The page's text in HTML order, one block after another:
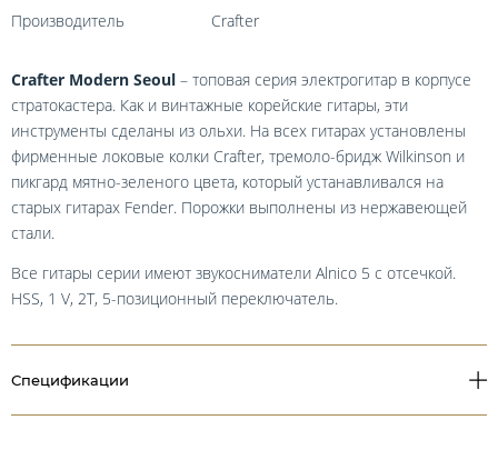
Производитель
Crafter
Crafter Modern Seoul – топовая серия электрогитар в корпусе
стратокастера. Как и винтажные корейские гитары, эти
инструменты сделаны из ольхи. На всех гитарах установлены
фирменные локовые колки Crafter, тремоло-бридж Wilkinson и
пикгард мятно-зеленого цвета, который устанавливался на
старых гитарах Fender. Порожки выполнены из нержавеющей
стали.
Все гитары серии имеют звукосниматели Alnico 5 c отсечкой.
HSS, 1 V, 2T, 5-позиционный переключатель.
Спецификации